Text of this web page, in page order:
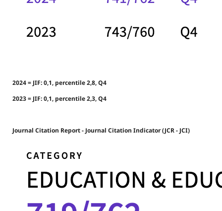
2024 = JIF: 0,1, percentile 2,8, Q4
2023 = JIF: 0,1, percentile 2,3, Q4
Journal Citation Report - Journal Citation Indicator (JCR - JCI)